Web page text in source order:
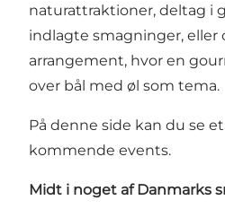
naturattraktioner, deltag i
indlagte smagninger, eller
arrangement, hvor en
over bål med øl som tema.
På denne side kan du se
kommende events.
Midt i noget af Danmarks